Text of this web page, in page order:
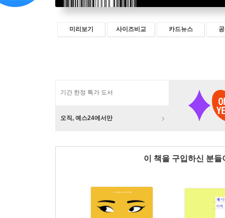
미리보기 사이즈비교 카드뉴스
기간 한정 특가 도서
오직, 예스24에서만
이 책을 구입하신 분